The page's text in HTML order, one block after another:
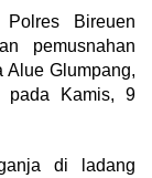
Bireuen
pemusnahan
Alue Glumpang,
pada Kamis, 9
di ladang